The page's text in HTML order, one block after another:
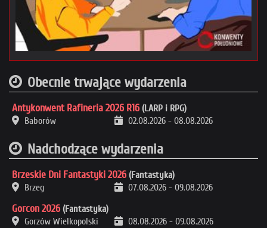
Obecnie trwające wydarzenia
Antykonwent Rafineria 2026 R16 (LARP i RPG)
Baborów
02.08.2026 - 08.08.2026
Nadchodzące wydarzenia
Brzeskie Dni Fantastyki 2026 (Fantastyka)
Brzeg
07.08.2026 - 09.08.2026
Gorcon 2026 (Fantastyka)
Gorzów Wielkopolski
08.08.2026 - 09.08.2026